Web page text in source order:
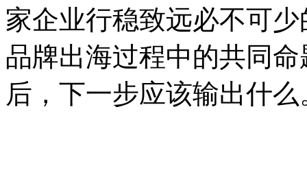
家企业行稳致远必不可
品牌出海过程中的共同
后，下一步应该输出什么